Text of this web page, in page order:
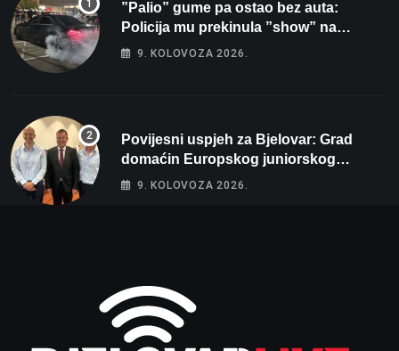
”Palio” gume pa ostao bez auta:
Policija mu prekinula ”show” na
parkingu u Bjelovaru
9. KOLOVOZA 2026.
Povijesni uspjeh za Bjelovar: Grad
domaćin Europskog juniorskog
prvenstva u plivanju 2027!
9. KOLOVOZA 2026.